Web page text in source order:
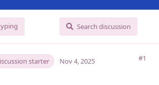
Search discussion
starter #1
Nov 4, 2025